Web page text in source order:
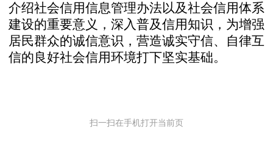
介绍社会信用信息管理办法以及社会信用体系
建设的重要意义，深入普及信用知识，为增强
居民群众的诚信意识，营造诚实守信、自律互
信的良好社会信用环境打下坚实基础。
扫一扫在手机打开当前页